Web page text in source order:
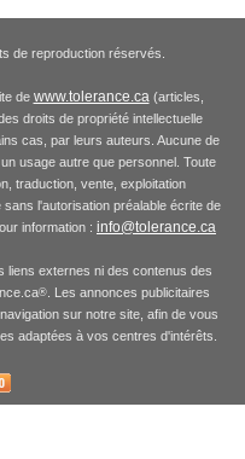
de reproduction réservés.
de www.tolerance.ca (articles,
droits de propriété intellectuelle
cas, par leurs auteurs. Aucune de
usage autre que personnel. Toute
traduction, vente, exploitation
l'autorisation préalable écrite de
information : info@tolerance.ca
liens externes ni des contenus des
®. Les annonces publicitaires
sur notre site, afin de vous
adaptées à vos centres d'intérêts.